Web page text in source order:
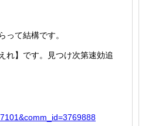
って結構です。
れ】です。見つけ次第速効追
101&comm_id=3769888